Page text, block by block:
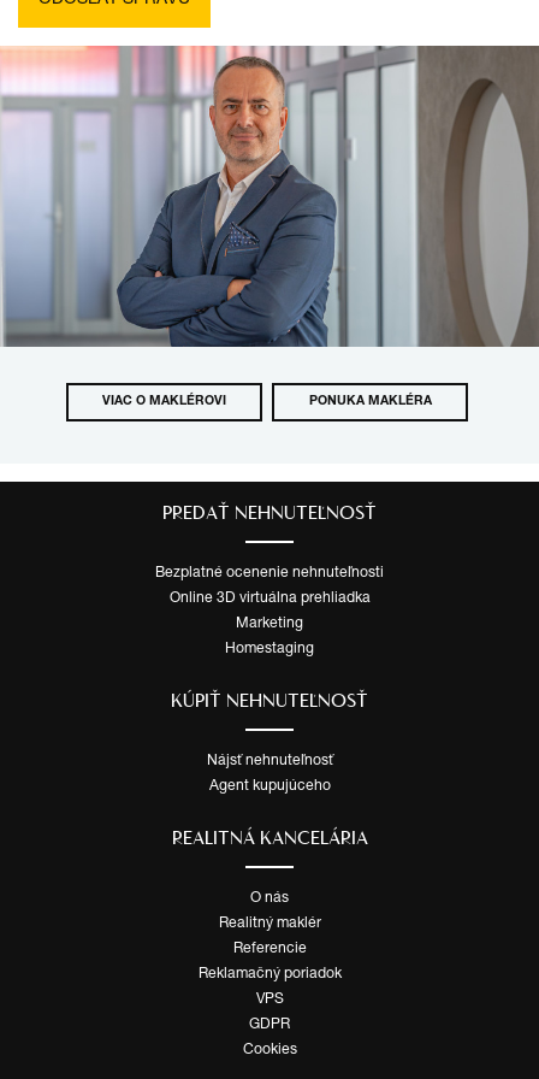
VIAC O MAKLÉROVI PONUKA MAKLÉRA
PREDAŤ NEHNUTEĽNOSŤ
Bezplatné ocenenie nehnuteľnosti
Online 3D virtuálna prehliadka
Marketing
Homestaging
KÚPIŤ NEHNUTEĽNOSŤ
Nájsť nehnuteľnosť
Agent kupujúceho
REALITNÁ KANCELÁRIA
O nás
Realitný maklér
Referencie
Reklamačný poriadok
VPS
GDPR
Cookies